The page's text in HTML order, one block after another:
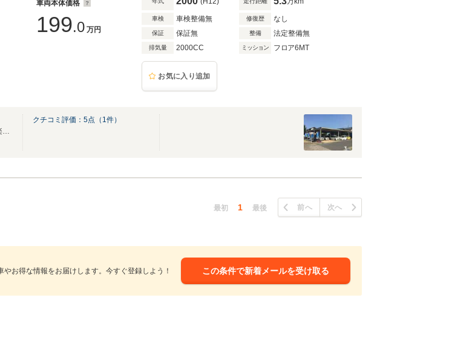
車両本体価格
199.0 万円
車検 車検整備無 修復歴 なし
保証 保証無 整備 法定整備無
排気量 2000CC ミッション フロア6MT
お気に入り追加
創業50年の実績と総在庫150台から貴方の車選びと楽しいカーライフをお手伝い致します!
クチコミ評価： 5点（ 1件）
最初 1 最後 前へ 次へ
やお得な情報をお届けします。今すぐ登録しよう！ この条件で新着メールを受け取る